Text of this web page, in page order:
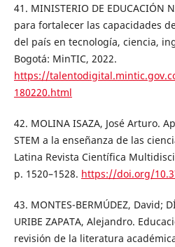
41. MINISTERIO DE EDUCACIÓN
para fortalecer las capacidades
del país en tecnología, ciencia,
Bogotá: MinTIC, 2022.
https://
180220.html
42. MOLINA ISAZA, José Arturo.
STEM a la enseñanza de las
Latina Revista Científica
p. 1520–1528. https://doi.org/
43. MONTES-BERMÚDEZ, David;
URIBE ZAPATA, Alejandro.
revisión de la literatura